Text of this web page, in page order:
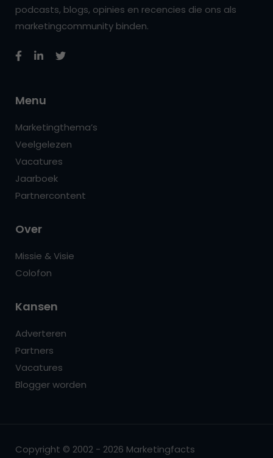
podcasts, blogs, opinies en recencies die ons als
marketingcommunity binden.
Menu
Marketingthema’s
Veelgelezen
Vacatures
Jaarboek
Partnercontent
Over
Missie & Visie
Colofon
Kansen
Adverteren
Partners
Vacatures
Blogger worden
Copyright © 2002 - 2026 Marketingfacts